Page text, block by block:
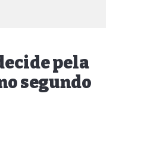
pela
segundo